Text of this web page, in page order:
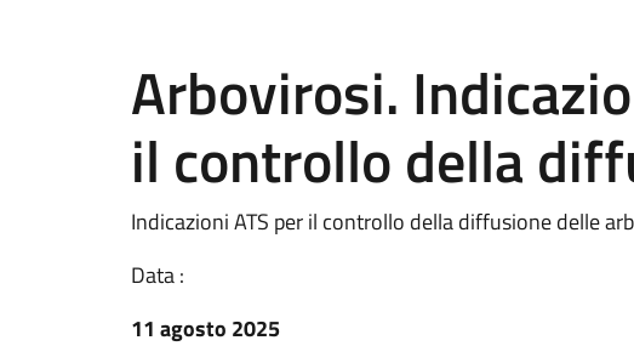
Arbovirosi.
il controllo della
Indicazioni ATS per il controllo della diffusione delle
Data :
11 agosto 2025